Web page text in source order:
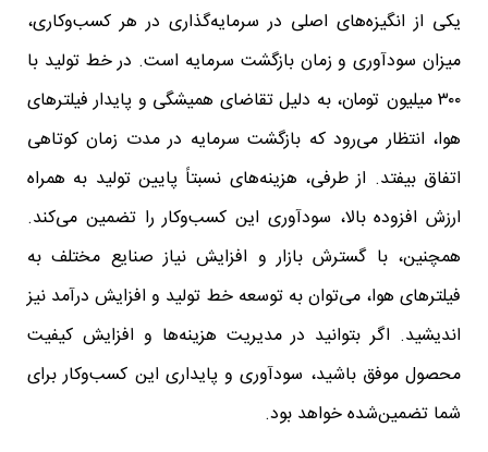
یکی از انگیزه‌های اصلی در سرمایه‌گذاری در هر کسب‌وکاری،
میزان سودآوری و زمان بازگشت سرمایه است. در خط تولید با
۳۰۰ میلیون تومان، به دلیل تقاضای همیشگی و پایدار فیلترهای
هوا، انتظار می‌رود که بازگشت سرمایه در مدت زمان کوتاهی
اتفاق بیفتد. از طرفی، هزینه‌های نسبتاً پایین تولید به همراه
ارزش افزوده بالا، سودآوری این کسب‌وکار را تضمین می‌کند.
همچنین، با گسترش بازار و افزایش نیاز صنایع مختلف به
فیلترهای هوا، می‌توان به توسعه خط تولید و افزایش درآمد نیز
اندیشید. اگر بتوانید در مدیریت هزینه‌ها و افزایش کیفیت
محصول موفق باشید، سودآوری و پایداری این کسب‌وکار برای
شما تضمین‌شده خواهد بود.